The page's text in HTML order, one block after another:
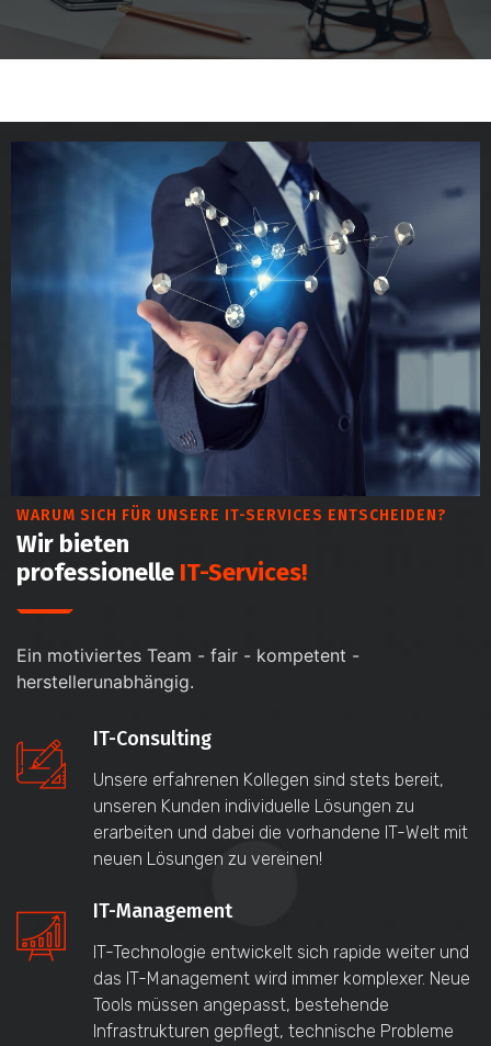
WARUM SICH FÜR UNSERE IT-SERVICES ENTSCHEIDEN?
Wir bieten
professionelle IT-Services!
Ein motiviertes Team - fair - kompetent -
herstellerunabhängig.
IT-Consulting
Unsere erfahrenen Kollegen sind stets bereit,
unseren Kunden individuelle Lösungen zu
erarbeiten und dabei die vorhandene IT-Welt mit
neuen Lösungen zu vereinen!
IT-Management
IT-Technologie entwickelt sich rapide weiter und
das IT-Management wird immer komplexer. Neue
Tools müssen angepasst, bestehende
Infrastrukturen gepflegt, technische Probleme